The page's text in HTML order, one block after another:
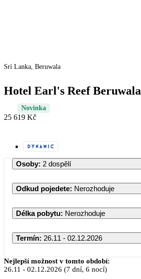
Srí Lanka, Beruwala
Hotel Earl's Reef Beruwala
Novinka
25 619 Kč
Osoby: 2 dospělí
Odkud pojedete: Nerozhoduje
Délka pobytu: Nerozhoduje
Termín: 26.11 - 02.12.2026
Listopad 2026
Nejlepší možnost v tomto období:
26.11 - 02.12.2026 (7 dní, 6 nocí)